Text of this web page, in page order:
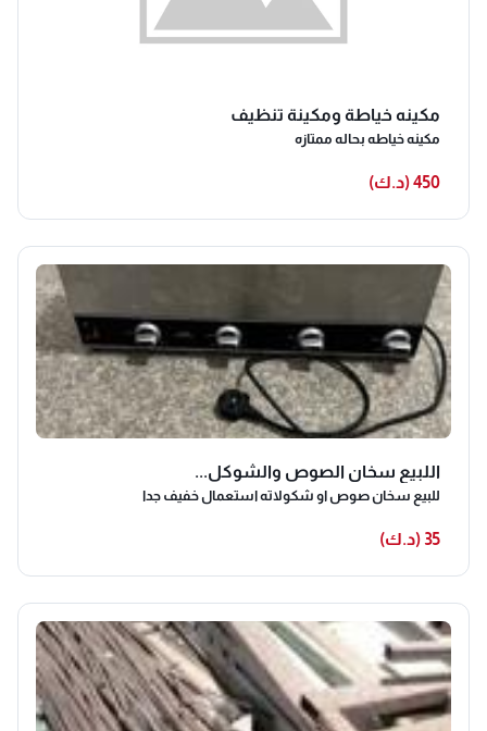
مكينه خياطة ومكينة تنظيف
مكينه خياطه بحاله ممتازه
450 (د.ك)
اللبيع سخان الصوص والشوكل...
للبيع سخان صوص او شكولاته استعمال خفيف جدا
35 (د.ك)